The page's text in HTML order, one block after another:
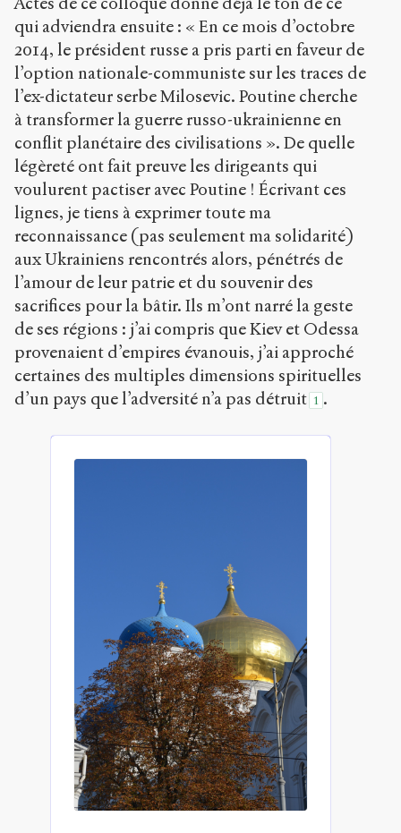
qui adviendra ensuite : « En ce mois d’octobre
2014, le président russe a pris parti en faveur de
l’option nationale-communiste sur les traces de
l’ex-dictateur serbe Milosevic. Poutine cherche
à transformer la guerre russo-ukrainienne en
conflit planétaire des civilisations ». De quelle
légèreté ont fait preuve les dirigeants qui
voulurent pactiser avec Poutine ! Écrivant ces
lignes, je tiens à exprimer toute ma
reconnaissance (pas seulement ma solidarité)
aux Ukrainiens rencontrés alors, pénétrés de
l’amour de leur patrie et du souvenir des
sacrifices pour la bâtir. Ils m’ont narré la geste
de ses régions : j’ai compris que Kiev et Odessa
provenaient d’empires évanouis, j’ai approché
certaines des multiples dimensions spirituelles
d’un pays que l’adversité n’a pas détruit 1 .